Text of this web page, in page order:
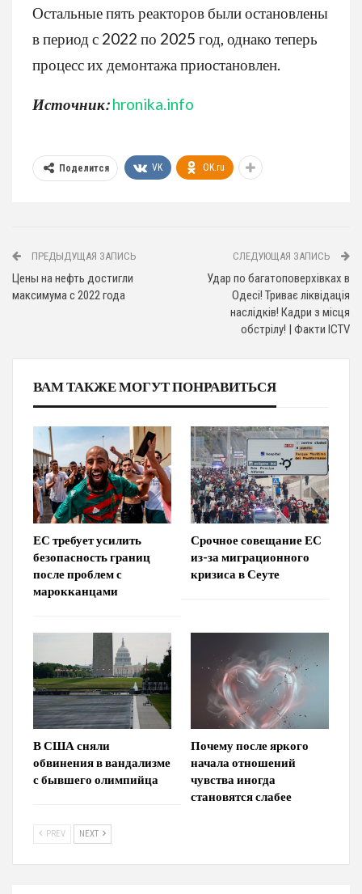
Остальные пять реакторов были остановлены
в период с 2022 по 2025 год, однако теперь
процесс их демонтажа приостановлен.
Источник: hronika.info
Поделится VK OK.ru
ПРЕДЫДУЩАЯ ЗАПИСЬ
Цены на нефть достигли
максимума с 2022 года
СЛЕДУЮЩАЯ ЗАПИСЬ
Удар по багатоповерхівках в
Одесі! Триває ліквідація
наслідків! Кадри з місця
обстрілу! | Факти ICTV
ВАМ ТАКЖЕ МОГУТ ПОНРАВИТЬСЯ
ЕС требует усилить
безопасность границ
после проблем с
марокканцами
Срочное совещание ЕС
из-за миграционного
кризиса в Сеуте
В США сняли
обвинения в вандализме
с бывшего олимпийца
Почему после яркого
начала отношений
чувства иногда
становятся слабее
PREV NEXT